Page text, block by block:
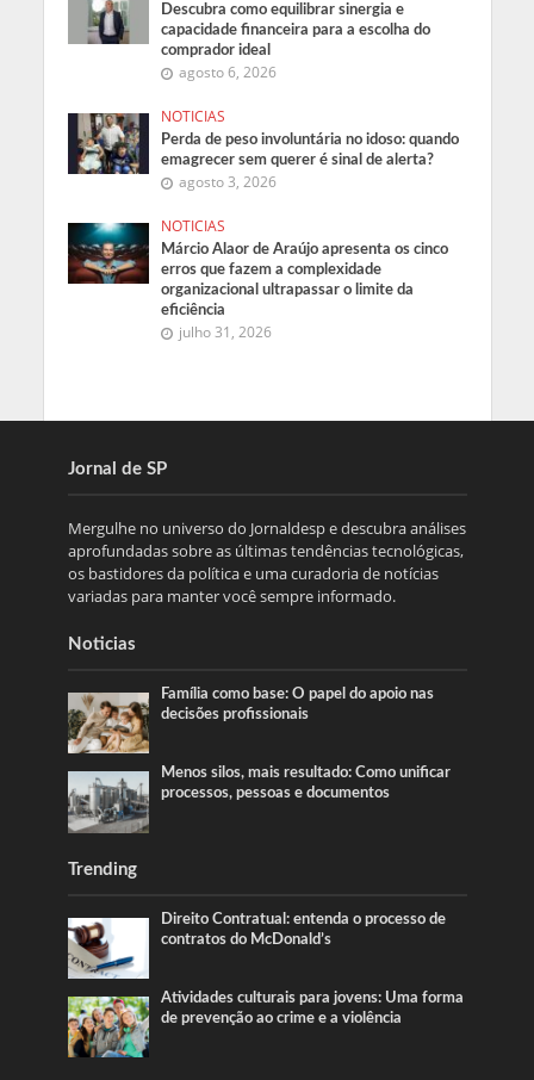
Descubra como equilibrar sinergia e
capacidade financeira para a escolha do
comprador ideal
agosto 6, 2026
NOTICIAS
Perda de peso involuntária no idoso: quando
emagrecer sem querer é sinal de alerta?
agosto 3, 2026
NOTICIAS
Márcio Alaor de Araújo apresenta os cinco
erros que fazem a complexidade
organizacional ultrapassar o limite da
eficiência
julho 31, 2026
Jornal de SP
Mergulhe no universo do Jornaldesp e descubra análises
aprofundadas sobre as últimas tendências tecnológicas,
os bastidores da política e uma curadoria de notícias
variadas para manter você sempre informado.
Noticias
Família como base: O papel do apoio nas
decisões profissionais
Menos silos, mais resultado: Como unificar
processos, pessoas e documentos
Trending
Direito Contratual: entenda o processo de
contratos do McDonald’s
Atividades culturais para jovens: Uma forma
de prevenção ao crime e a violência